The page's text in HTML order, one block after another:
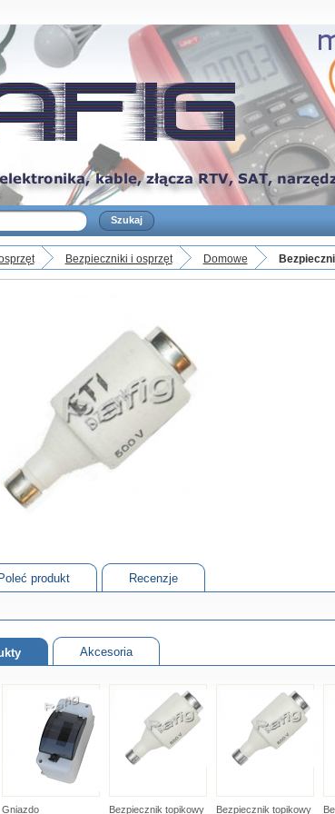
Bezpieczniki i osprzęt Domowe
Poleć produkt Recenzje
Akcesoria
Gniazdo Bezpiecznik topikowy Bezpiecznik topikowy